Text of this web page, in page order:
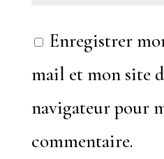
Enregistrer
mail et mon site
navigateur pour
commentaire.